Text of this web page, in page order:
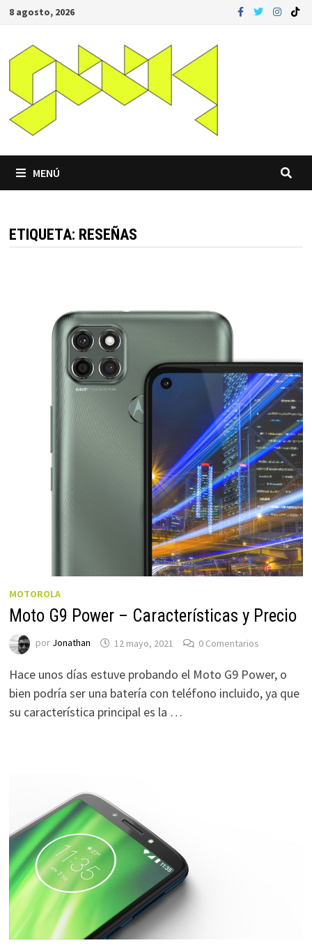
Saltar
contenido
8 agosto, 2026
MENÚ
ETIQUETA: RESEÑAS
MOTOROLA
Moto G9 Power – Características y Precio
por Jonathan 12 mayo, 2021 0 Comentarios
Hace unos días estuve probando el Moto G9 Power, o
bien podría ser una batería con teléfono incluido, ya que
su característica principal es la …